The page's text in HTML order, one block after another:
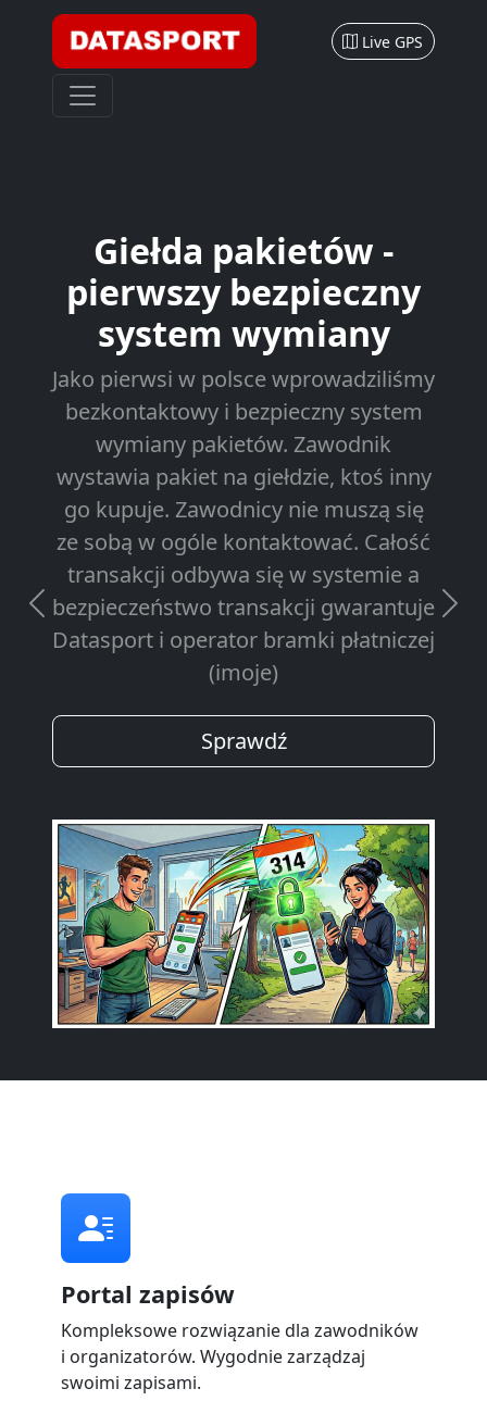
Live GPS
Giełda pakietów -
pierwszy bezpieczny
system wymiany
Jako pierwsi w polsce wprowadziliśmy
bezkontaktowy i bezpieczny system
wymiany pakietów. Zawodnik
wystawia pakiet na giełdzie, ktoś inny
go kupuje. Zawodnicy nie muszą się
ze sobą w ogóle kontaktować. Całość
transakcji odbywa się w systemie a
bezpieczeństwo transakcji gwarantuje
Datasport i operator bramki płatniczej
(imoje)
Sprawdź
Previous Next
Portal zapisów
Kompleksowe rozwiązanie dla zawodników
i organizatorów. Wygodnie zarządzaj
swoimi zapisami.